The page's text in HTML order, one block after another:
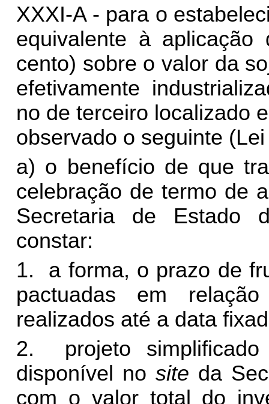
XXXI-A - para o
equivalente à
cento) sobre o valor da
efetivamente
no de terceiro localizado
observado o seguinte (Lei
a) o benefício de que
celebração de termo de
Secretaria de Estado
constar:
1. a forma, o prazo de
pactuadas em
realizados até a data
2. projeto simplificado
disponível nosite da
com o valor total do